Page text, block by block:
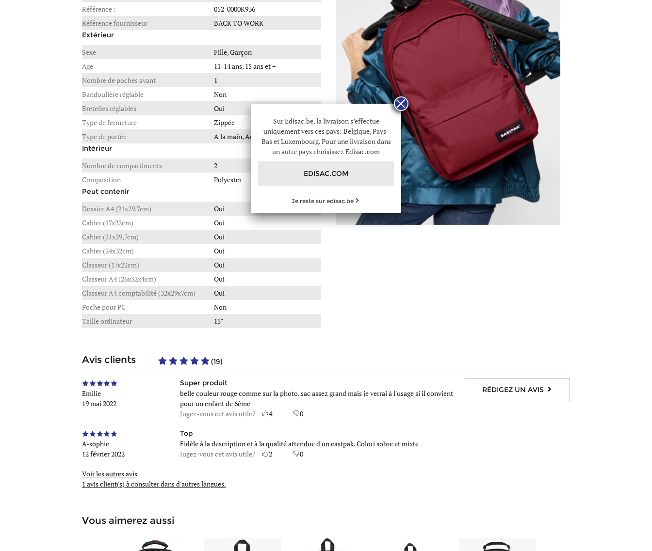
Référence :
052-0000K936
Référence fournisseur
BACK TO WORK
Extérieur
Sexe
Fille, Garçon
Age
11-14 ans, 15 ans et +
Nombre de poches avant
1
Bandoulière réglable
Non
Bretelles réglables
Oui
Type de fermeture
Zippée
Type de portée
A la main, Au dos
Intérieur
Nombre de compartiments
2
Composition
Polyester
Peut contenir
Dossier A4 (21x29.7cm)
Oui
Cahier (17x22cm)
Oui
Cahier (21x29,7cm)
Oui
Cahier (24x32cm)
Oui
Classeur (17x22cm)
Oui
Classeur A4 (26x32x4cm)
Oui
Classeur A4 comptabilité (32x29x7cm)
Oui
Poche pour PC
Non
Taille ordinateur
15"
avis clients (19)
Emilie
19 mai 2022
Super produit
belle couleur rouge comme sur la photo. sac assez grand mais je verrai à l'usage si il convient
pour un enfant de 6ème
Jugez-vous cet avis utile?
4 0
A-sophie
12 février 2022
Top
Fidèle à la description et à la qualité attendue d'un eastpak. Colori sobre et mixte
Jugez-vous cet avis utile?
2 0
Voir les autres avis
1 avis client(s) à consulter dans d'autres langues.
RÉDIGEZ UN AVIS
vous aimerez aussi
Sur Edisac.be, la livraison s’effectue
uniquement vers ces pays: Belgique, Pays-
Bas et Luxembourg. Pour une livraison dans
un autre pays choisissez Edisac.com
EDISAC.COM
Je reste sur edisac.be